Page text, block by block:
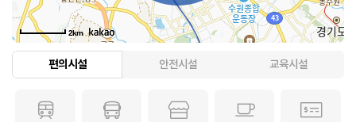
2km
편의시설 안전시설 교육시설